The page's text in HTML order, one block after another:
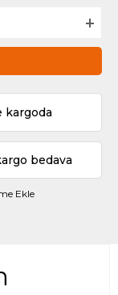
kargoda
bedava
Ekle